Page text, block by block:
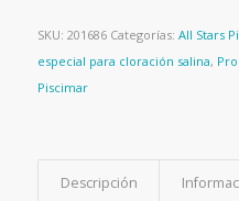
SKU: 201686 Categorías: All Stars
especial para cloración salina,
Piscimar
Descripción